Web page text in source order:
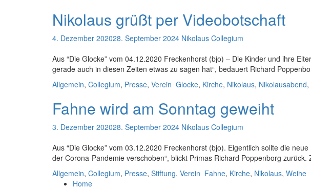
Nikolaus grüßt per Videobotschaft
4. Dezember 202028. September 2024 Nikolaus Collegium
Aus “Die Glocke” vom 04.12.2020 Freckenhorst (bjo) – Die Kinder und ihre
gerade auch in diesen Zeiten etwas zu sagen hat“, bedauert Richard
Allgemein, Collegium, Presse, Verein Glocke, Kirche, Nikolaus, Nikolausabend,
Fahne wird am Sonntag geweiht
3. Dezember 202028. September 2024 Nikolaus Collegium
Aus “Die Glocke” vom 03.12.2020 Freckenhorst (bjo). Eigentlich sollte die
der Corona-Pandemie verschoben“, blickt Primas Richard Poppenborg
Allgemein, Collegium, Presse, Stiftung, Verein Fahne, Kirche, Nikolaus, Weihe
Home